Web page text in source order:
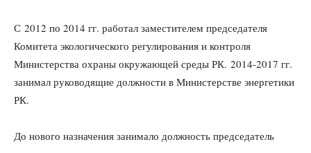
С 2012 по 2014 гг. работал заместителем председателя
Комитета экологического регулирования и контроля
Министерства охраны окружающей среды РК. 2014-2017 гг.
занимал руководящие должности в Министерстве энергетики
РК.
До нового назначения занимало должность председатель